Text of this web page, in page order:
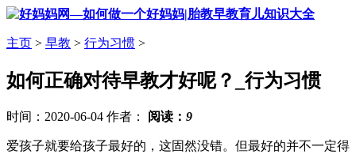
主页 > 早教 > 行为习惯 >
如何正确对待早教才好呢？_行为习惯
时间：2020-06-04 作者： 阅读： 9
爱孩子就要给孩子最好的，这固然没错。但最好的并不一定得